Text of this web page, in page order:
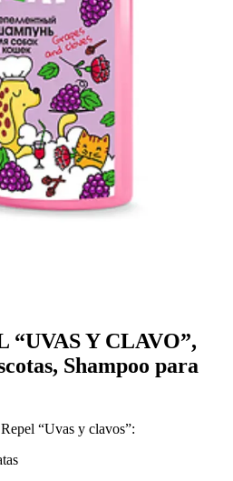
“UVAS Y CLAVO”,
Shampoo para
“Uvas y clavos”: